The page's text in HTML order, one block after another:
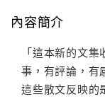
內容簡介
「這本新的文
事，有評論，有
這些散文反映的